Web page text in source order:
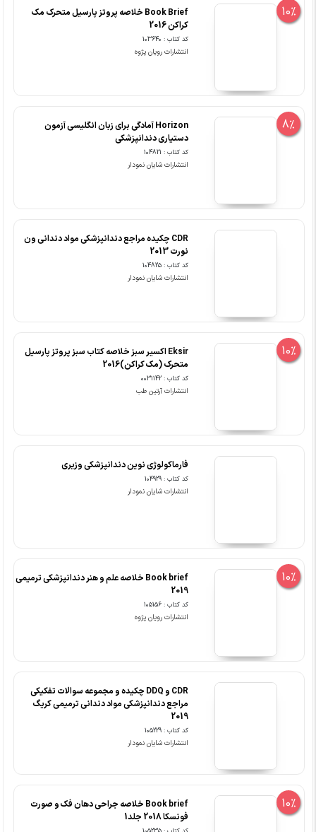
10%
Book Brief خلاصه پروتز پارسیل متحرک مک
کراکن 2016
کد کتاب : 103640
انتشارات رویان پژوه
8%
Horizon آمادگی برای زبان انگلیسی آزمون
دستیاری دندانپزشکی
کد کتاب : 104821
انتشارات شایان نمودار
CDR چکیده مراجع دندانپزشکی مواد دندانی ون
نورت 2013
کد کتاب : 104825
انتشارات شایان نمودار
10%
Eksir اکسیر سبز خلاصه کتاب سبز پروتز پارسیل
متحرک (مک کراکن)2016
کد کتاب : 0031142
انتشارات آرتین طب
فارماکولوژی نوین دندانپزشکی وزیری
کد کتاب : 104929
انتشارات شایان نمودار
10%
Book brief خلاصه علم و هنر دندانپزشکی ترمیمی
2019
کد کتاب : 105156
انتشارات رویان پژوه
CDR و DDQ چکیده و مجموعه سوالات تفکیکی
مراجع دندانپزشکی مواد دندانی ترمیمی کریگ
2019
کد کتاب : 105229
انتشارات شایان نمودار
10%
Book brief خلاصه جراحی دهان فک و صورت
فونسکا 2018 جلد1